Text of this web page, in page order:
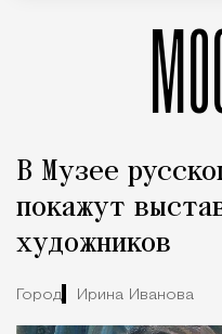
В Музее
покажут
художников
Город Ирина Иванова